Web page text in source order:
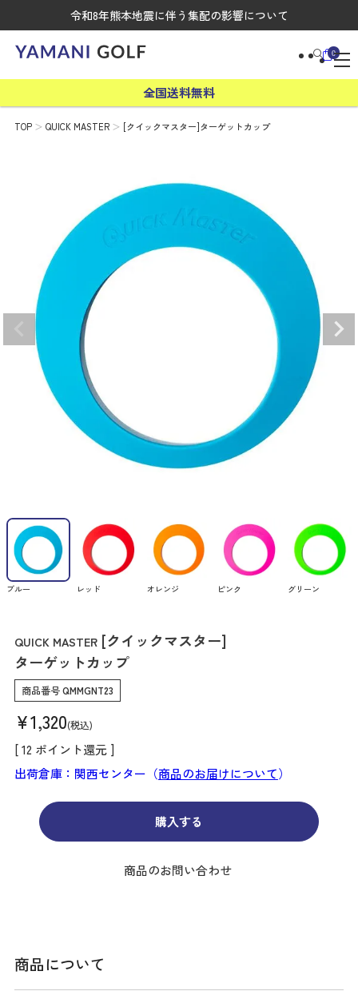
令和8年熊本地震に伴う集配の影響について
0
全国送料無料
TOP QUICK MASTER [クイックマスター]ターゲットカップ
ブルー レッド オレンジ ピンク グリーン
QUICK MASTER [クイックマスター]
ターゲットカップ
商品番号QMMGNT23
¥1,320 税込
[12 ポイント還元 ]
出荷倉庫：関西センター（商品のお届けについて）
購入する
商品のお問い合わせ
商品について